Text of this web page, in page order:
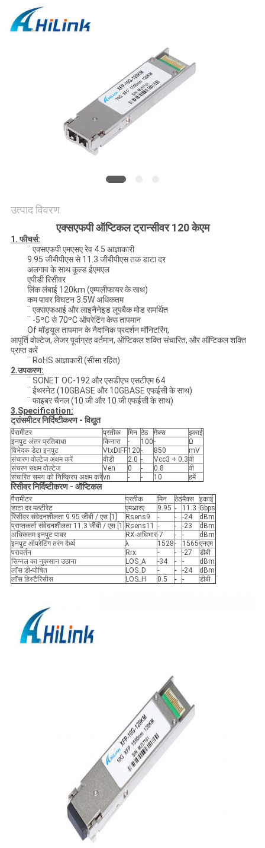
उद्धरण
उत्पाद विवरण
एक्सएफपी ऑप्टिकल ट्रान्सीवर 120 केएम
1. फीचर्स:
¨ एक्सएफपी एमएसए रेव 4.5 आज्ञाकारी
9.95 जीबीपीएस से 11.3 जीबीपीएस तक डाटा दर
अलगाव के साथ कूल्ड ईएमएल
एपीडी रिसीवर
लिंक लंबाई 120km (एम्पलीफायर के साथ)
कम पावर विघटन 3.5W अधिकतम
¨ एक्सएफआई और लाइनैनेइड लूपबैक मोड समर्थित
¨ -5ºC से 70ºC ऑपरेटिंग केस तापमान
Of मॉड्यूल तापमान के नैदानिक ​​प्रदर्शन मॉनिटरिंग,
आपूर्ति वोल्टेज, लेजर पूर्वाग्रह वर्तमान, ऑप्टिकल शक्ति संचारित, और ऑप्टिकल शक्ति
प्राप्त करें
¨ RoHS आज्ञाकारी (सीसा रहित)
2.उपकरण:
¨ SONET OC-192 और एसडीएच एसटीएम 64
¨ ईथरनेट (10GBASE और 10GBASE एफईसी के साथ)
¨ फाइबर चैनल (10 जी और 10 जी एफईसी के साथ)
3.Specification:
ट्रांसमीटर निर्दिष्टीकरण - विद्युत
पैरामीटर प्रतीक मिन ठेठ मैक्स
इकाई
इनपुट अंतर प्रतिबाधा
किनारा - 100-
Ω
विभेदक डेटा इनपुट
VtxDIFF120- 850
mV
संचारण वोल्टेज अक्षम करें
वीडी 2.0 - Vcc3 + 0.3वी
संचरण सक्षम वोल्टेज
Ven 0 - 0.8
वी
संचारित समय को निष्क्रिय अक्षम करेंvn - - 10 हमें
रिसीवर निर्दिष्टीकरण - ऑप्टिकल
पैरामीटर प्रतीक मिन ठेठमैक्स
इकाई
डाटा दर मल्टीरेट
एमआरए 9.95 - 11.3 Gbps
रिसीवर संवेदनशीलता 9.95 जीबी / एस [1]
Rsens9 - - -24
dBm
प्राप्तकर्ता संवेदनशीलता 11.3 जीबी / एस [1]
Rsens11 - - -23
dBm
अधिकतम इनपुट पावर
RX-अधिभार-7 - -
dBm
इनपुट ऑपरेटिंग तरंग दैर्ध्य
λ 1528- 1565एनएम
परावर्तन
Rrx - - -27
डीबी
सिग्नल का नुकसान उठाना
LOS_A -34 - -
dBm
लॉस डी-घोषित
LOS_D - - -24
dBm
लॉस हिस्टैरिसीस
LOS_H 0.5 - - डीबी